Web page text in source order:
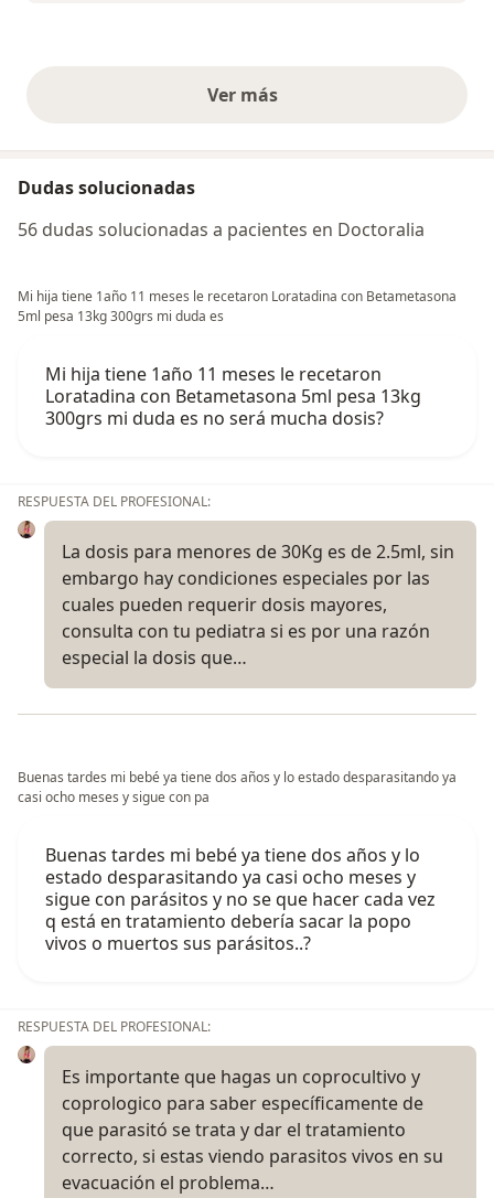
Ver másopiniones anteriores
Dudas solucionadas
56 dudas solucionadas a pacientes en Doctoralia
Mi hija tiene 1año 11 meses le recetaron Loratadina con Betametasona
5ml pesa 13kg 300grs mi duda es
Mi hija tiene 1año 11 meses le recetaron
Loratadina con Betametasona 5ml pesa 13kg
300grs mi duda es no será mucha dosis?
RESPUESTA DEL PROFESIONAL:
La dosis para menores de 30Kg es de 2.5ml, sin
embargo hay condiciones especiales por las
cuales pueden requerir dosis mayores,
consulta con tu pediatra si es por una razón
especial la dosis que…
Buenas tardes mi bebé ya tiene dos años y lo estado desparasitando ya
casi ocho meses y sigue con pa
Buenas tardes mi bebé ya tiene dos años y lo
estado desparasitando ya casi ocho meses y
sigue con parásitos y no se que hacer cada vez
q está en tratamiento debería sacar la popo
vivos o muertos sus parásitos..?
RESPUESTA DEL PROFESIONAL:
Es importante que hagas un coprocultivo y
coprologico para saber específicamente de
que parasitó se trata y dar el tratamiento
correcto, si estas viendo parasitos vivos en su
evacuación el problema…